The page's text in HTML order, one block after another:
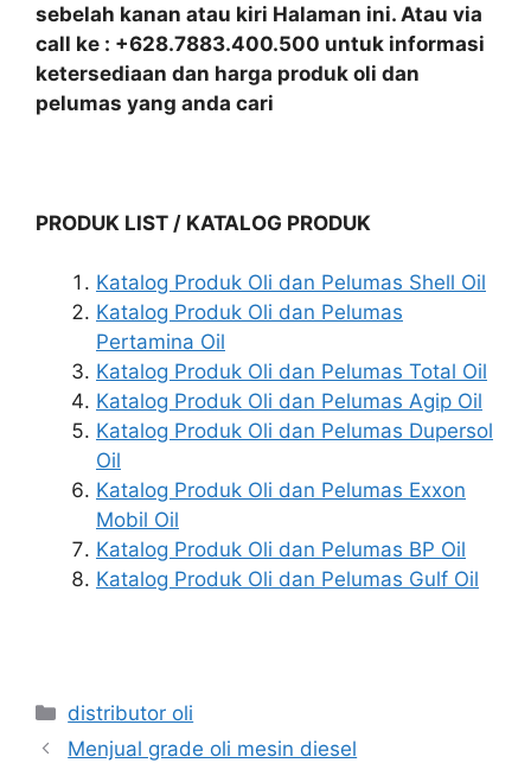
sebelah kanan atau kiri Halaman ini. Atau via
call ke : +628.7883.400.500 untuk informasi
ketersediaan dan harga produk oli dan
pelumas yang anda cari
PRODUK LIST / KATALOG PRODUK
Katalog Produk Oli dan Pelumas Shell Oil
Katalog Produk Oli dan Pelumas
Pertamina Oil
Katalog Produk Oli dan Pelumas Total Oil
Katalog Produk Oli dan Pelumas Agip Oil
Katalog Produk Oli dan Pelumas Dupersol
Oil
Katalog Produk Oli dan Pelumas Exxon
Mobil Oil
Katalog Produk Oli dan Pelumas BP Oil
Katalog Produk Oli dan Pelumas Gulf Oil
distributor oli
Menjual grade oli mesin diesel